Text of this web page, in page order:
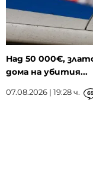
Над 50 000€,
дома на убития...
07.08.2026 | 19:28 ч.